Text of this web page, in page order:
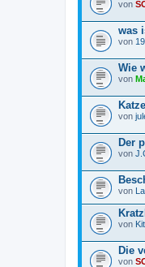
U
r
a
e
.
von
was
von
Wie
von
von
Der
von
von
von
Die
von